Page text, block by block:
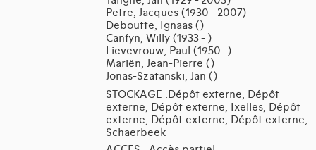
Petre, Jacques (1930 - 2007)
Deboutte, Ignaas ()
Canfyn, Willy (1933 - )
Lievevrouw, Paul (1950 -)
Mariën, Jean-Pierre ()
Jonas-Szatanski, Jan ()
STOCKAGE :Dépôt externe, Dépôt
externe, Dépôt externe, Ixelles, Dépôt
externe, Dépôt externe, Dépôt externe,
Schaerbeek